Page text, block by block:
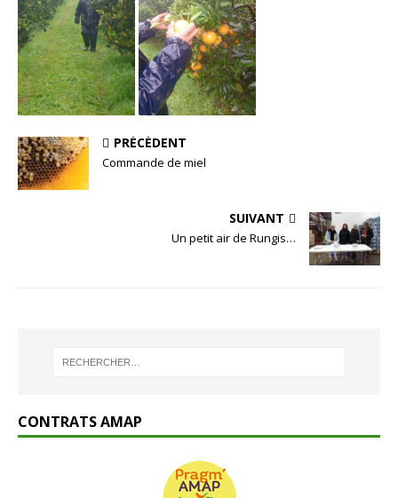
PRÉCÉDENT
Commande de miel
SUIVANT
Un petit air de Rungis…
CONTRATS AMAP